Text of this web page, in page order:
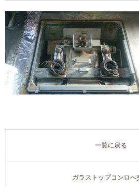
一覧に戻る
ガラストップコンロへ